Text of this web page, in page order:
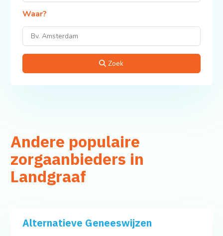
Waar?
Zoek
Andere populaire
zorgaanbieders in
Landgraaf
Alternatieve Geneeswijzen